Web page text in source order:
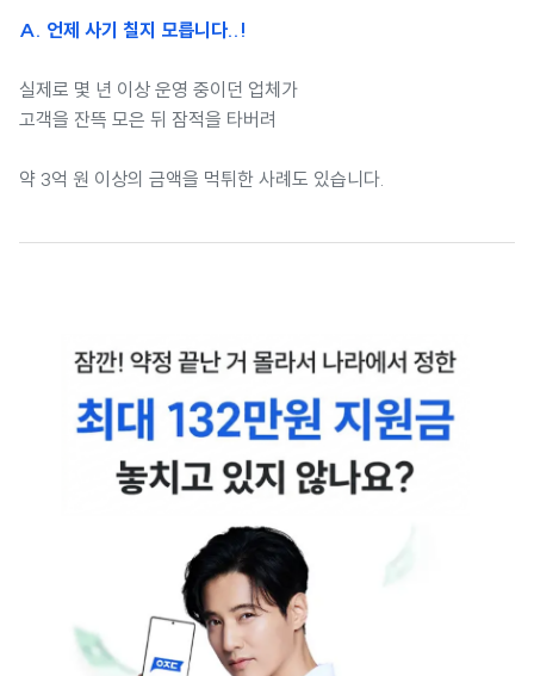
A. 언제 사기 칠지 모릅니다..!
실제로 몇 년 이상 운영 중이던 업체가
고객을 잔뜩 모은 뒤 잠적을 타버려
약 3억 원 이상의 금액을 먹튀한 사례도 있습니다.